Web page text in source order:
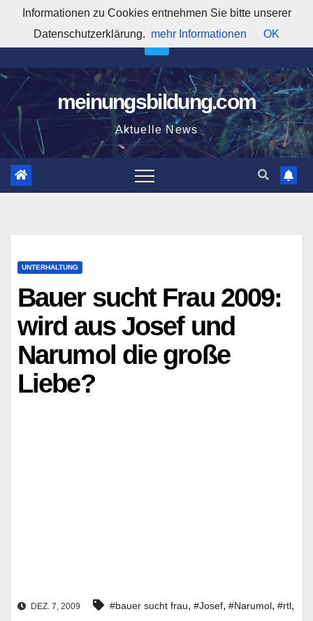
springen
3:01:17 PM
meinungsbildung.com
Aktuelle News
UNTERHALTUNG
Bauer sucht Frau 2009:
wird aus Josef und
Narumol die große
Liebe?
DEZ. 7, 2009 #bauer sucht frau, #Josef, #Narumol, #rtl,
Informationen zu Cookies entnehmen Sie bitte unserer
Datenschutzerklärung. mehr Informationen OK